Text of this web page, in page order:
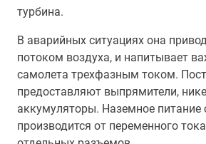
турбина.
В аварийных ситуациях она
потоком воздуха, и напитывает
самолета трехфазным током.
предоставляют выпрямители,
аккумуляторы. Наземное питание
производится от переменного